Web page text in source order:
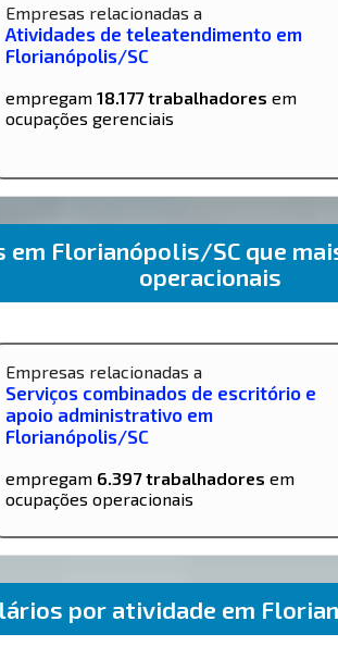
Empresas relacionadas a
Atividades de teleatendimento em
Florianópolis/SC
empregam18.177 trabalhadores em
ocupações gerenciais
em Florianópolis/SC que
operacionais
Empresas relacionadas a
Serviços combinados de escritório e
apoio administrativo em
Florianópolis/SC
empregam 6.397 trabalhadores em
ocupações operacionais
por atividade em